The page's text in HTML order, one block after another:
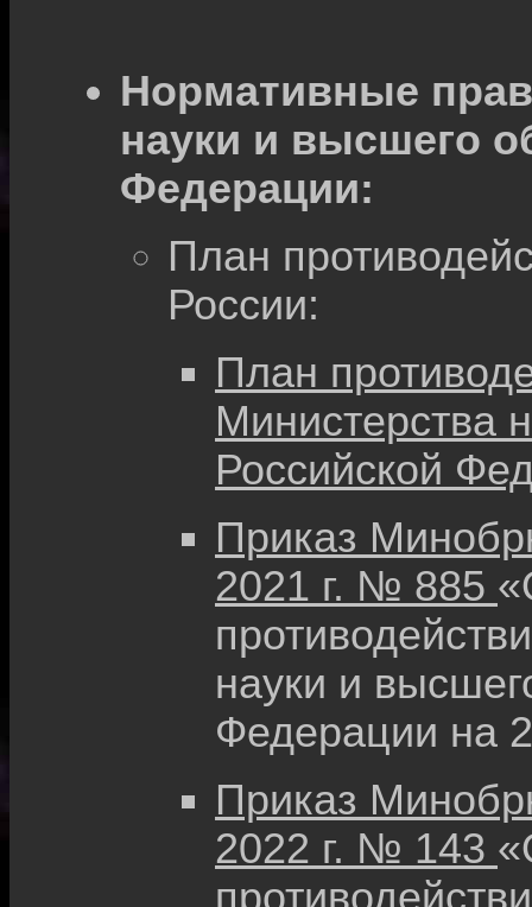
Нормативные
науки и высшего
Федерации:
План
России:
План
Министерства
Российской
Приказ
2021 г. № 885
науки и
Федерации на
Приказ
2022 г. № 143